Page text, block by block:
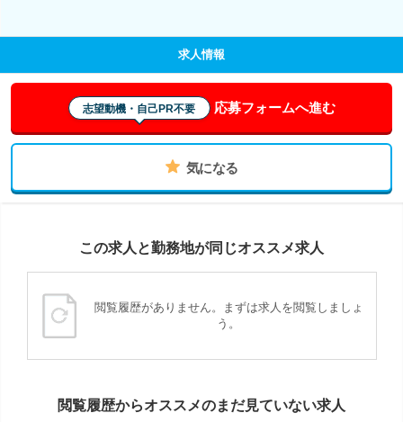
求人情報
志望動機・自己PR不要 応募フォームへ進む
気になる
この求人と勤務地が同じオススメ求人
閲覧履歴がありません。まずは求人を閲覧しましょ
う。
閲覧履歴からオススメのまだ見ていない求人